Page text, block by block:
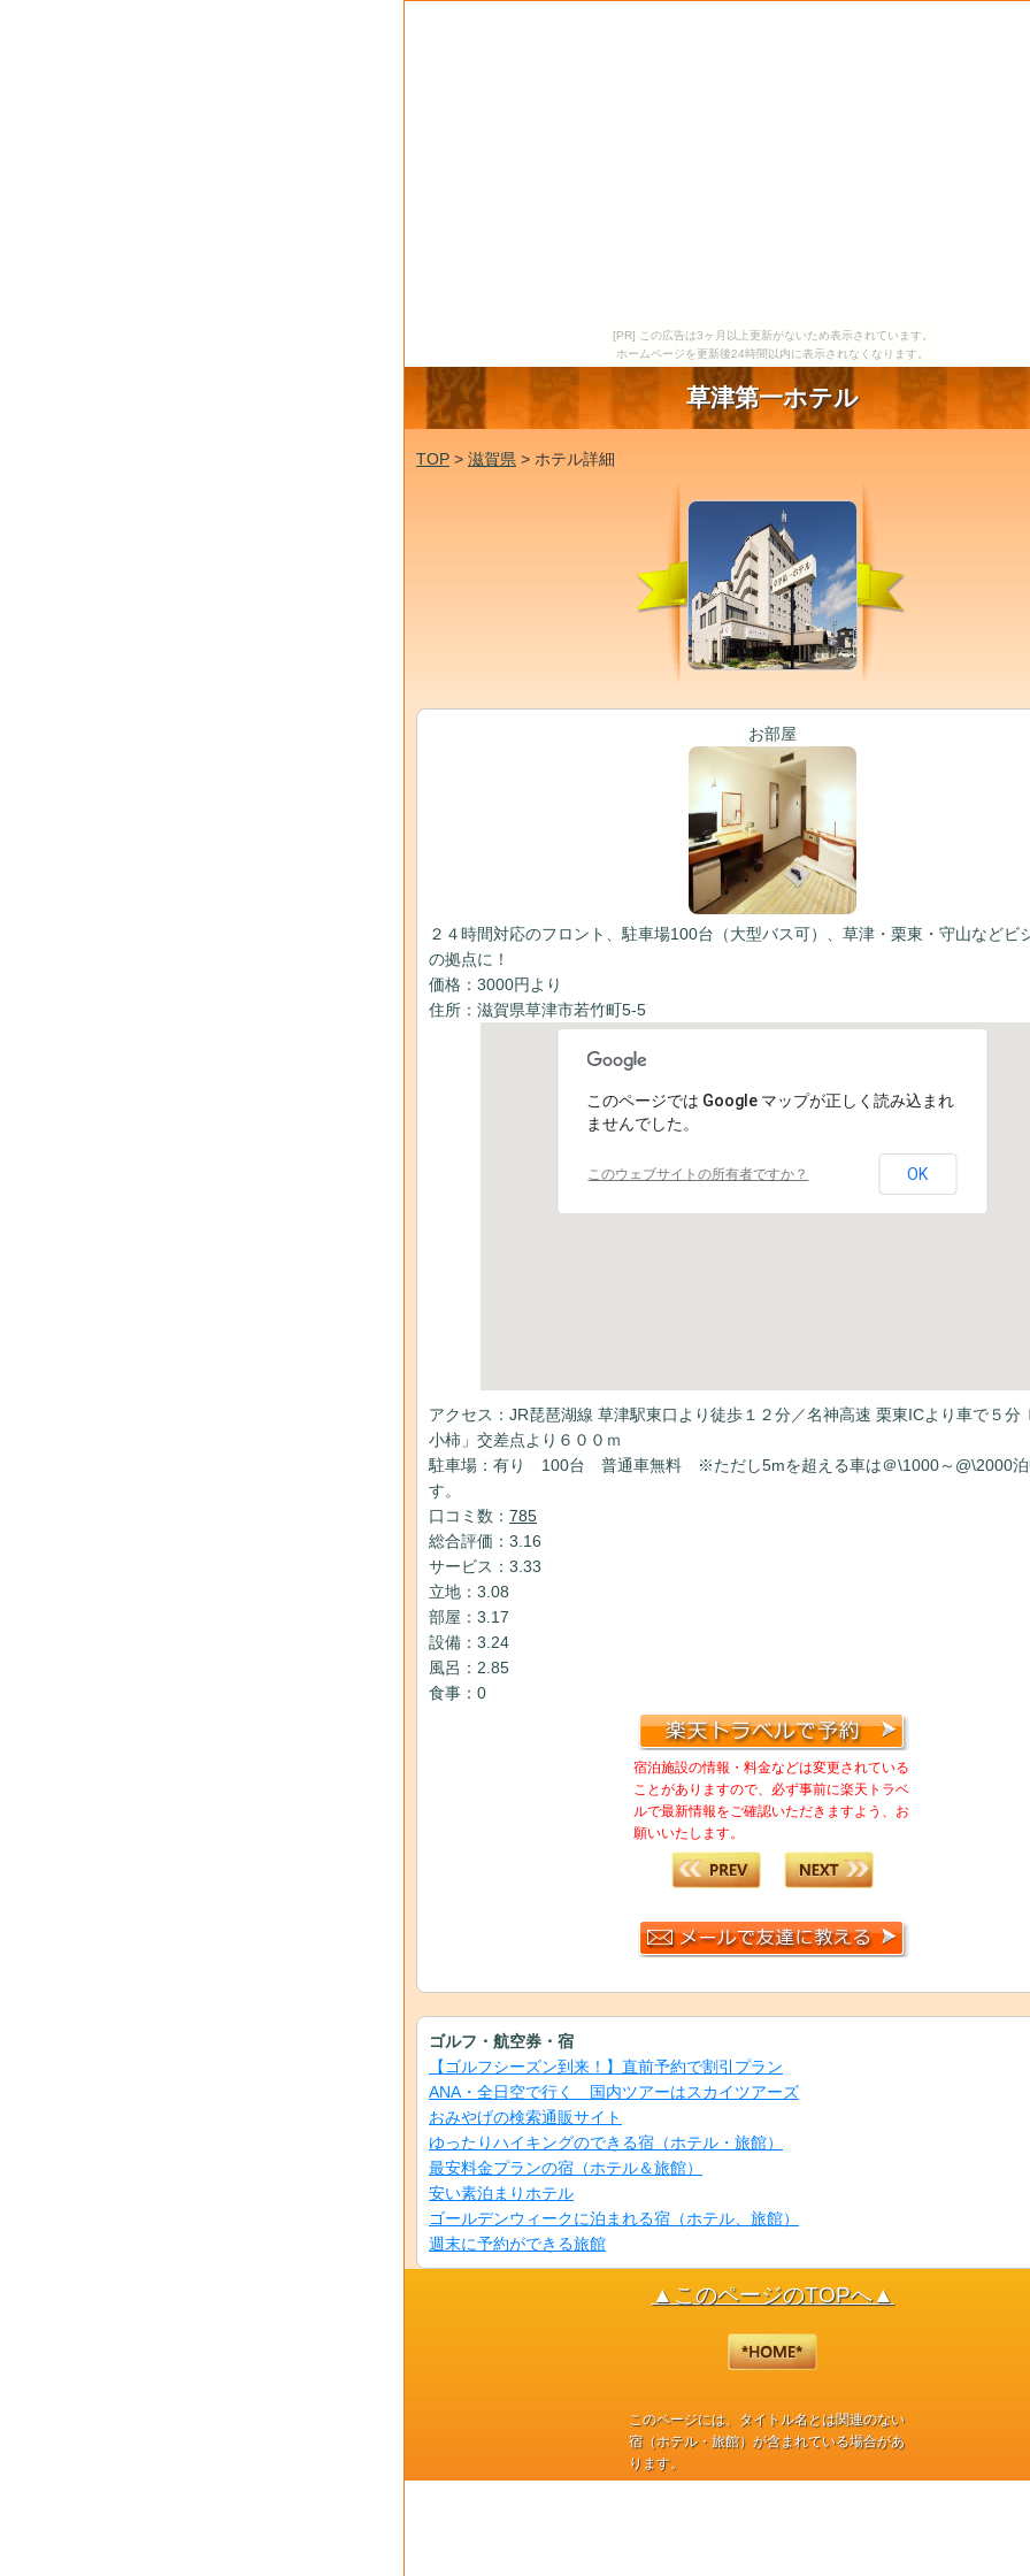
[PR] この広告は3ヶ月以上更新がないため表示されています。
ホームページを更新後24時間以内に表示されなくなります。
草津第一ホテル
TOP > 滋賀県 > ホテル詳細
お部屋
２４時間対応のフロント、駐車場100台（大型バス可）、草津・栗東・守山などビ
の拠点に！
価格：3000円より
住所：滋賀県草津市若竹町5-5
このページでは Google マップが正しく読み込まれ
ませんでした。
このウェブサイトの所有者ですか？ OK
アクセス：JR琵琶湖線 草津駅東口より徒歩１２分／名神高速 栗東ICより車で５分
小柿」交差点より６００ｍ
駐車場：有り 100台 普通車無料 ※ただし5mを超える車は＠\1000～@\2000泊
す。
口コミ数： 785
総合評価：3.16
サービス：3.33
立地：3.08
部屋：3.17
設備：3.24
風呂：2.85
食事：0
宿泊施設の情報・料金などは変更されている
ことがありますので、必ず事前に楽天トラベ
ルで最新情報をご確認いただきますよう、お
願いいたします。
ゴルフ・航空券・宿
【ゴルフシーズン到来！】直前予約で割引プラン
ANA・全日空で行く 国内ツアーはスカイツアーズ
おみやげの検索通販サイト
ゆったりハイキングのできる宿（ホテル・旅館）
最安料金プランの宿（ホテル＆旅館）
安い素泊まりホテル
ゴールデンウィークに泊まれる宿（ホテル、旅館）
週末に予約ができる旅館
▲このページのTOPへ▲
このページには、タイトル名とは関連のない
宿（ホテル・旅館）が含まれている場合があ
ります。